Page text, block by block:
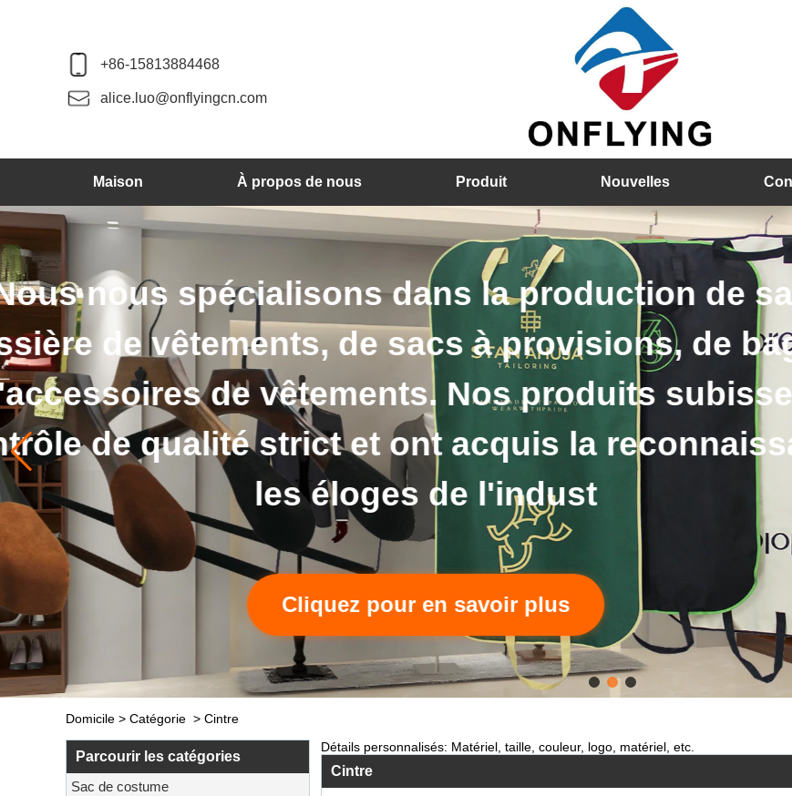
+86-15813884468
alice.luo@onflyingcn.com
Maison À propos de nous Produit Nouvelles
Nous produisons des cintres en bois,
des cintres en plastique, etc. Les
sacs acceptent la
Cliquez pour en savoir plus
Domicile > Catégorie > Cintre
Parcourir les catégories
Sac de costume
Détails personnalisés: Matériel, taille, couleur, logo, matériel, etc.
Cintre